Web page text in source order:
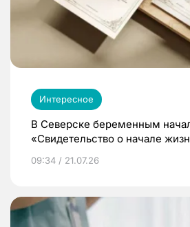
Интересное
В Северске беременным
«Свидетельство о начале
09:34 / 21.07.26